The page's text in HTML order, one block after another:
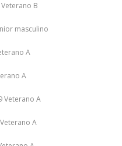
B
masculino
A
A
Veterano A
A